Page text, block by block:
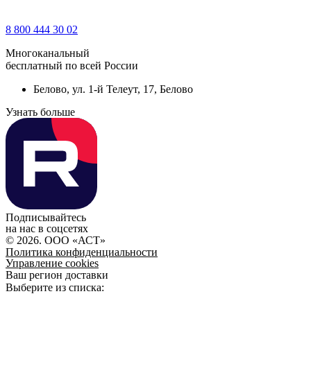
8 800 444 30 02
Многоканальный
бесплатный по всей России
Белово, ул. 1-й Телеут, 17, Белово
Узнать больше
Подписывайтесь
на нас в соцсетях
© 2026. ООО «АСТ»
Политика конфиденциальности
Управление cookies
Ваш регион доставки
Выберите из списка: